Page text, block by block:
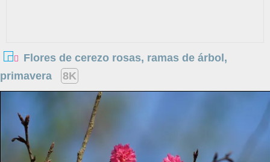
Flores de cerezo rosas, ramas de árbol,
primavera
8K